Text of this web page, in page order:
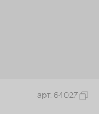
арт. 64027